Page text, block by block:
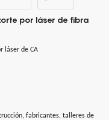
por láser de fibra
láser de CA
fabricantes, talleres de